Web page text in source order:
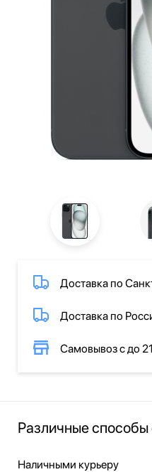
Доставка по
Доставка по
Самовывоз с до
Различные способы
Наличными курьеру